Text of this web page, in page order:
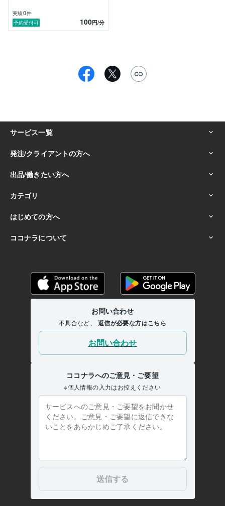
実績0件
予約受付可
100円/分